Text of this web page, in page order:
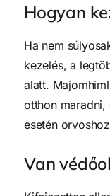
Hogyan
Ha nem
kezelés, a
alatt.
otthon maradni,
esetén
Van